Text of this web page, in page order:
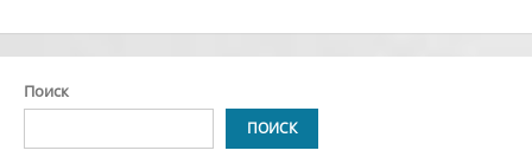
Поиск
ПОИСК